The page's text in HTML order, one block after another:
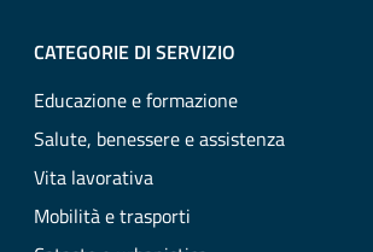
CATEGORIE DI SERVIZIO
Educazione e formazione
Salute, benessere e assistenza
Vita lavorativa
Mobilità e trasporti